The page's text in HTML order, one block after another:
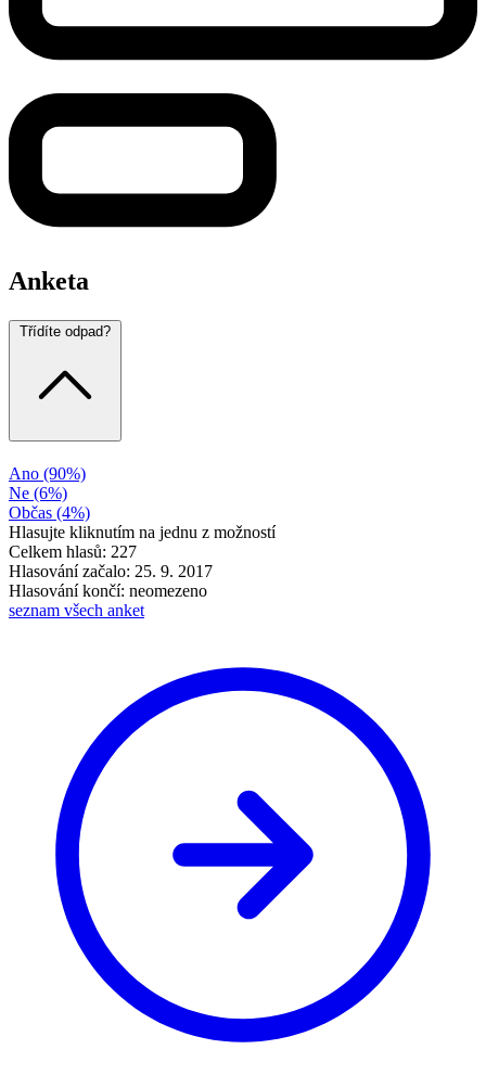
Anketa
Třídíte odpad?
Ano (90%)
Ne (6%)
Občas (4%)
Hlasujte kliknutím na jednu z možností
Celkem hlasů: 227
Hlasování začalo: 25. 9. 2017
Hlasování končí: neomezeno
seznam všech anket